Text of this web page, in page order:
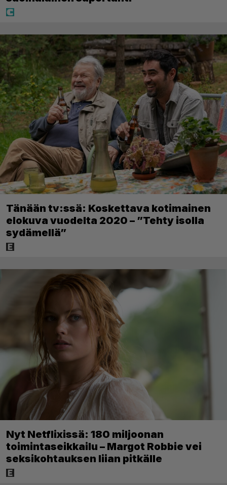
Tänään tv:ssä: Koskettava kotimainen
elokuva vuodelta 2020 – ”Tehty isolla
sydämellä”
Nyt Netflixissä: 180 miljoonan
toimintaseikkailu – Margot Robbie vei
seksikohtauksen liian pitkälle